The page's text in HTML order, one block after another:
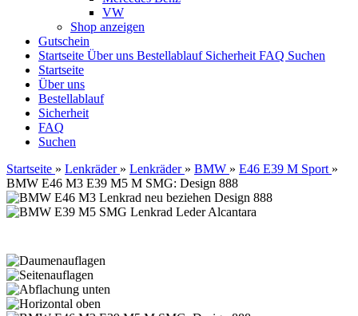
VW
Shop anzeigen
Gutschein
Startseite Über uns Bestellablauf Sicherheit FAQ Suchen
Startseite
Über uns
Bestellablauf
Sicherheit
FAQ
Suchen
Startseite » Lenkräder » Lenkräder » BMW » E46 E39 M Sport »
BMW E46 M3 E39 M5 M SMG: Design 888